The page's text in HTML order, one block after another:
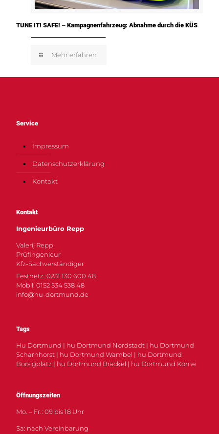
TUNE IT! SAFE! – Kampagnenfahrzeug: Abnahme durch die KÜS
Mehr erfahren
Service
Impressum
Datenschutzerklärung
Kontakt
Kontakt
Ingenieurbüro Repp
Valerij Repp
Prüfingenieur
Kfz-Sachverständiger
Festnetz: 0231 130 600 48
Mobil: 0152 534 538 48
info@hu-dortmund.de
Tags
Hu Dortmund | hu Dortmund Nordstadt | hu Dortmund
Scharnhorst | hu Dortmund Wambel | hu Dortmund
Borsigplatz | hu Dortmund Brackel | hu Dortmund Körne
Öffnungszeiten
Mo. – Fr.: 09 bis 18 Uhr
Sa: nach Vereinbarung